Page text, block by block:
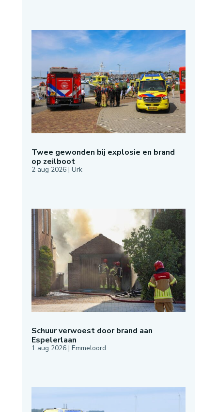
Twee gewonden bij explosie en brand
op zeilboot
2 aug 2026| Urk
Schuur verwoest door brand aan
Espelerlaan
1 aug 2026| Emmeloord